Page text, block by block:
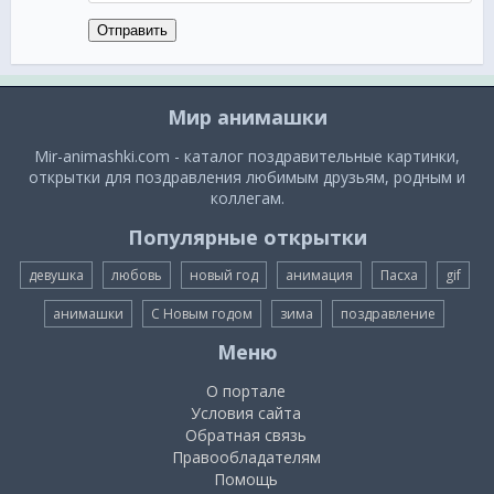
Отправить
Мир анимашки
Mir-animashki.com - каталог поздравительные картинки,
открытки для поздравления любимым друзьям, родным и
коллегам.
Популярные открытки
девушка любовь новый год анимация Пасха gif
анимашки С Новым годом зима поздравление
Меню
О портале
Условия сайта
Обратная связь
Правообладателям
Помощь